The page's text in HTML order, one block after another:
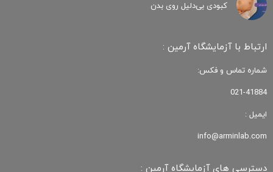
کبودی‌ بی‌دلیل روی بدن
ارتباط با آزمایشگاه آرمین :
شماره تماس و فکس:
021-41884
ایمیل :
info@arminlab.com
دسترسی های آزمایشگاه آرمین :